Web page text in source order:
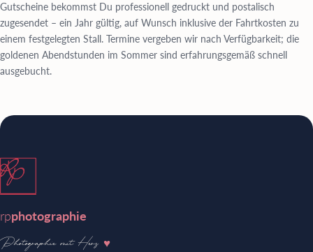
Gutscheine bekommst Du professionell gedruckt und postalisch
zugesendet – ein Jahr gültig, auf Wunsch inklusive der Fahrtkosten zu
einem festgelegten Stall. Termine vergeben wir nach Verfügbarkeit; die
goldenen Abendstunden im Sommer sind erfahrungsgemäß schnell
ausgebucht.
rpphotographie
Photographie mit Herz ♥